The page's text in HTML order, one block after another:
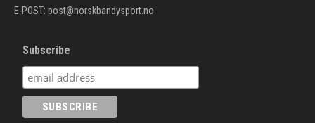
E-POST: post@norskbandysport.no
Subscribe